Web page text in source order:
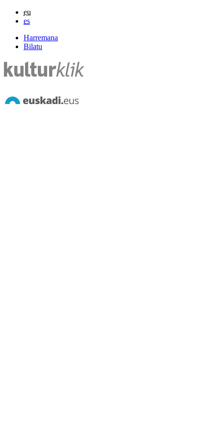
eu
es
Harremana
Bilatu